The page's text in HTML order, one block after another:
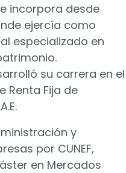
incorpora desde
ejercía como
especializado en
su carrera en el
Renta Fija de
y
por CUNEF,
en Mercados